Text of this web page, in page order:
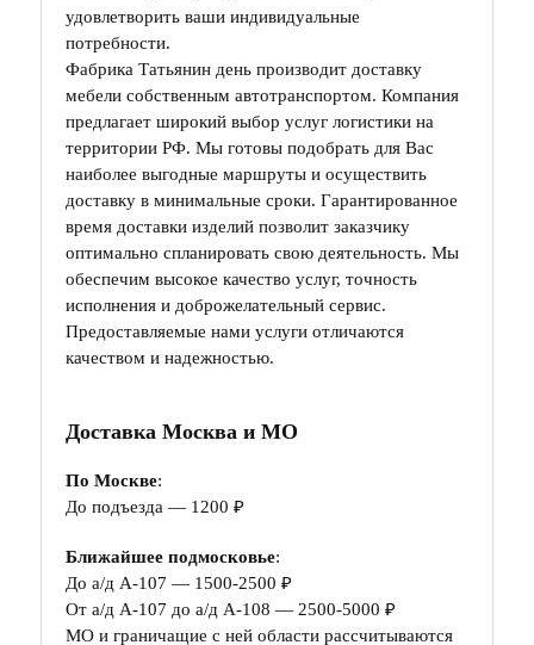
удовлетворить ваши индивидуальные
потребности.
Фабрика Татьянин день производит доставку
мебели собственным автотранспортом. Компания
предлагает широкий выбор услуг логистики на
территории РФ. Мы готовы подобрать для Вас
наиболее выгодные маршруты и осуществить
доставку в минимальные сроки. Гарантированное
время доставки изделий позволит заказчику
оптимально спланировать свою деятельность. Мы
обеспечим высокое качество услуг, точность
исполнения и доброжелательный сервис.
Предоставляемые нами услуги отличаются
качеством и надежностью.
Доставка Москва и МО
По Москве:
До подъезда — 1200 ₽
Ближайшее подмосковье:
До а/д А-107 — 1500-2500 ₽
От а/д А-107 до а/д А-108 — 2500-5000 ₽
МО и граничащие с ней области рассчитываются